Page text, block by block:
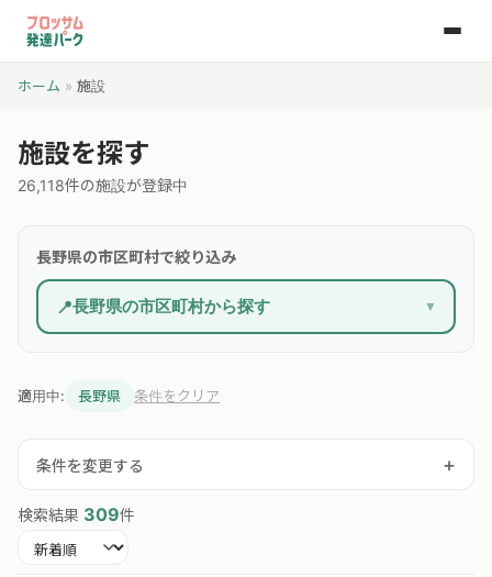
ホーム » 施設
施設を探す
26,118件の施設が登録中
条件を変更する +
適用中: 長野県 条件をクリア
長野県の市区町村で絞り込み
📍長野県の市区町村から探す ▼
検索結果 309件
並び替え